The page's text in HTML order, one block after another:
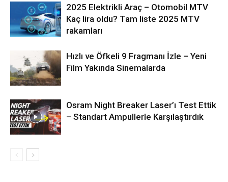
2025 Elektrikli Araç – Otomobil MTV
Kaç lira oldu? Tam liste 2025 MTV
rakamları
Hızlı ve Öfkeli 9 Fragmanı İzle – Yeni
Film Yakında Sinemalarda
Osram Night Breaker Laser’ı Test Ettik
– Standart Ampullerle Karşılaştırdık